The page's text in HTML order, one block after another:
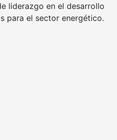
liderazgo en el desarrollo
para el sector energético.